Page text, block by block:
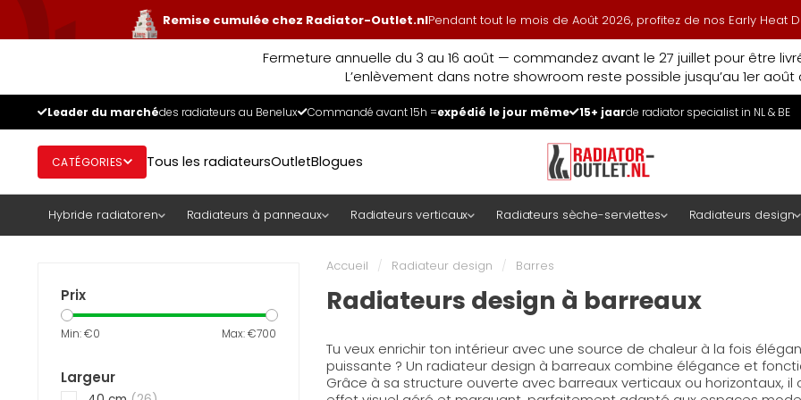
Remise cumulée chez Radiator-Outlet.nlPendant tout le mois de Août 2026, profitez de nos Early Heat
Fermeture annuelle du 3 au 16 août — commandez avant le 27 juillet pour être
L’enlèvement dans notre showroom reste possible jusqu’au 1er août
Leader du marchédes radiateurs au Benelux Commandé avant 15h =expédié le jour même 15+ jaarde radiator specialist in NL & BE
CATÉGORIES Tous les radiateursOutletBlogues
Hybride radiatoren Radiateurs à panneaux Radiateurs verticaux Radiateurs sèche-serviettes Radiateurs design
Prix
Min: €0 Max: €700
Largeur
Accueil / Radiateur design / Barres
Radiateurs design à barreaux
Tu veux enrichir ton intérieur avec une source de chaleur à la fois
puissante ? Un radiateur design à barreaux combine élégance et
Grâce à sa structure ouverte avec barreaux verticaux ou horizontaux, il